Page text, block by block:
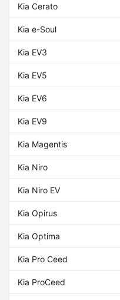
Kia Cerato
Kia e-Soul
Kia EV3
Kia EV5
Kia EV6
Kia EV9
Kia Magentis
Kia Niro
Kia Niro EV
Kia Opirus
Kia Optima
Kia Pro Ceed
Kia ProCeed